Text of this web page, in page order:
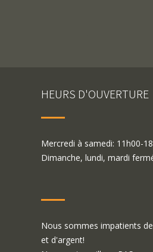
HEURS D'OUVERTURE
Mercredi à samedi: 11h00-
Dimanche, lundi, mardi
Nous sommes impatients
et d'argent!